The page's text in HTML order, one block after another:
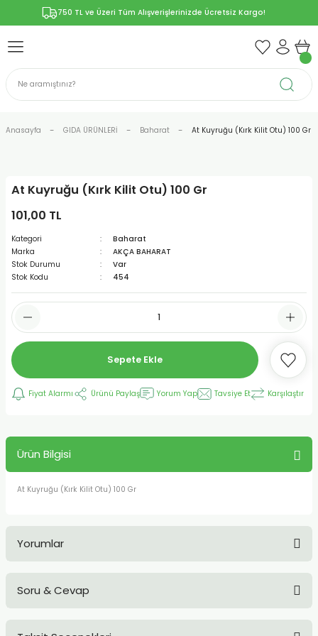
750 TL ve Üzeri Tüm Alışverişlerinizde Ücretsiz Kargo!
Geri Dön
Propolis
Geri Dön
Geri Dön
Geri Dön
KAPSÜLLER
Geri Dön
Anasayfa GIDA ÜRÜNLERİ Baharat At Kuyruğu (Kırk Kilit Otu) 100 Gr
At Kuyruğu (Kırk Kilit Otu) 100 Gr
101,00 TL
Kategori
Baharat
Marka
AKÇA BAHARAT
Stok Durumu
Var
Stok Kodu
454
Sepete Ekle
Fiyat Alarmı Ürünü Paylaş Yorum Yap Tavsiye Et Karşılaştır
Ürün Bilgisi
At Kuyruğu (Kırk Kilit Otu) 100 Gr
Yorumlar
Soru & Cevap